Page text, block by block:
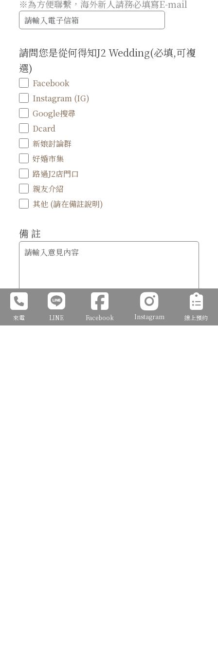
※為方便聯繫，海外新人請務必填寫E-mail
請問您是從何得知J2 Wedding(必填,可複
選)
Facebook
Instagram (IG)
Google搜尋
Dcard
新娘討論群
好婚市集
路過J2店門口
親友介紹
其他 (請在備註說明)
備 註
來電 LINE Facebook Instagram 線上預約